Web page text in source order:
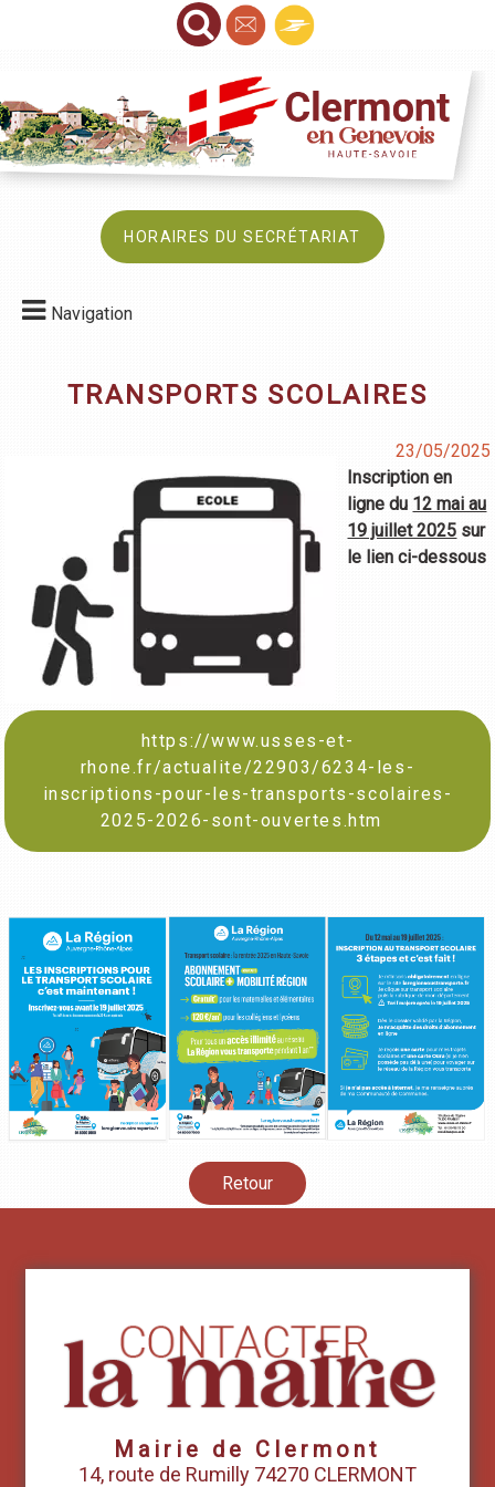
HORAIRES DU SECRÉTARIAT
Navigation
TRANSPORTS SCOLAIRES
23/05/2025
Inscription en
ligne du 12 mai au
19 juillet 2025 sur
le lien ci-dessous
https://www.usses-et-
rhone.fr/actualite/22903/6234-les-
inscriptions-pour-les-transports-scolaires-
2025-2026-sont-ouvertes.htm
Retour
Mairie de Clermont
14, route de Rumilly 74270 CLERMONT